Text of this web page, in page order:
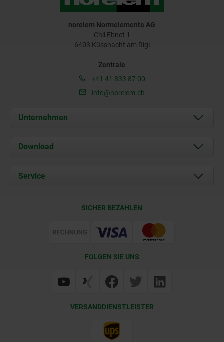
norelem Normelemente AG
Chli Ebnet 1
6403 Küssnacht am Rigi
Zentrale
+41 41 833 87 00
info@norelem.ch
Unternehmen
Über uns
Kontakt
Download
Service
SICHER BEZAHLEN
FOLGEN SIE UNS
VERSANDDIENSTLEISTER